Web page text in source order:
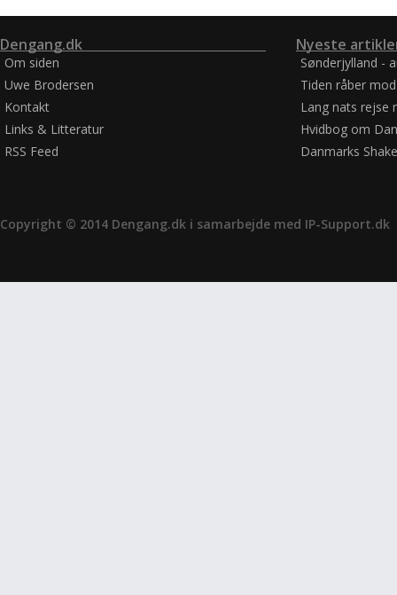
Dengang.dk
Om siden
Uwe Brodersen
Kontakt
Links & Litteratur
RSS Feed
Nyeste
Sønderjylland -
Tiden råber
Lang nats rejse
Hvidbog om
Danmarks
Copyright © 2014 Dengang.dk i samarbejde med IP-Support.dk